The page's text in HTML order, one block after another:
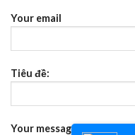
Your email
Tiêu đề:
Your message (không bắt